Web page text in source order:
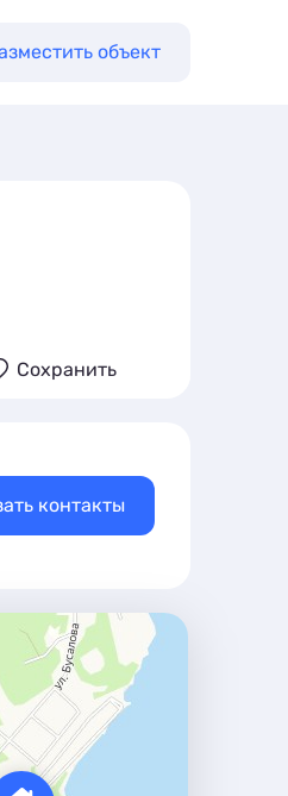
объект
Сохранить
контакты